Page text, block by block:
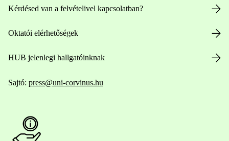
Kérdésed van a felvételivel kapcsolatban?
Oktatói elérhetőségek
HUB jelenlegi hallgatóinknak
Sajtó: press@uni-corvinus.hu